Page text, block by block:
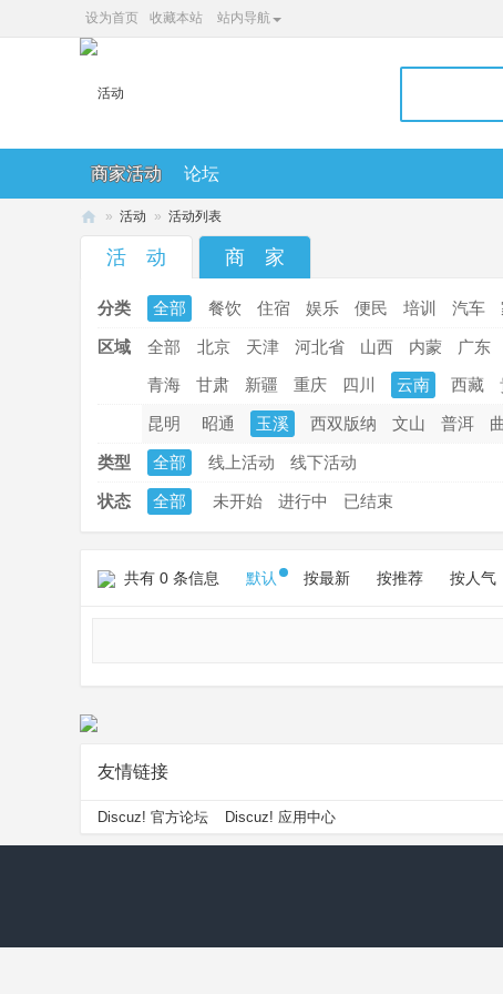
设为首页 收藏本站 站内导航
商家活动 论坛
» 活动 » 活动列表
活 动 商 家
分类 全部 餐饮 住宿 娱乐 便民 培训 汽车
区域 全部 北京 天津 河北省 山西 内蒙 广东
青海
甘肃 新疆 重庆 四川 云南 西藏
昆明 昭通 玉溪 西双版纳 文山 普洱
类型 全部 线上活动 线下活动
状态 全部 未开始 进行中 已结束
共有 0 条信息 默认 按最新 按推荐 按人气
友情链接
Discuz! 官方论坛 Discuz! 应用中心